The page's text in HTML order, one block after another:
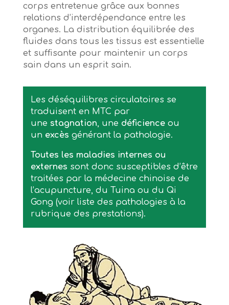
corps entretenue grâce aux bonnes
relations d’interdépendance entre les
organes. La distribution équilibrée des
fluides dans tous les tissus est essentielle
et suffisante pour maintenir un corps
sain dans un esprit sain.
Les déséquilibres circulatoires se
traduisent en MTC par
une stagnation, une déficience ou
un excès générant la pathologie.
Toutes les maladies internes ou
externes sont donc susceptibles d’être
traitées par la médecine chinoise de
l’acupuncture, du Tuina ou du Qi
Gong (voir liste des pathologies à la
rubrique des prestations).